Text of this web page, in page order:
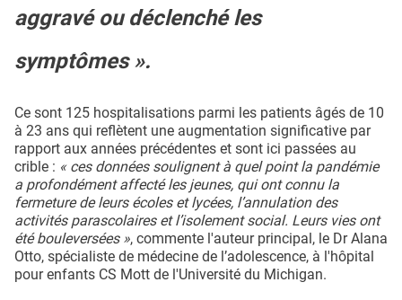
aggravé ou déclenché les
symptômes ».
Ce sont 125 hospitalisations parmi les patients âgés de 10
à 23 ans qui reflètent une augmentation significative par
rapport aux années précédentes et sont ici passées au
crible : « ces données soulignent à quel point la pandémie
a profondément affecté les jeunes, qui ont connu la
fermeture de leurs écoles et lycées, l’annulation des
activités parascolaires et l’isolement social. Leurs vies ont
été bouleversées », commente l'auteur principal, le Dr Alana
Otto, spécialiste de médecine de l’adolescence, à l'hôpital
pour enfants CS Mott de l'Université du Michigan.